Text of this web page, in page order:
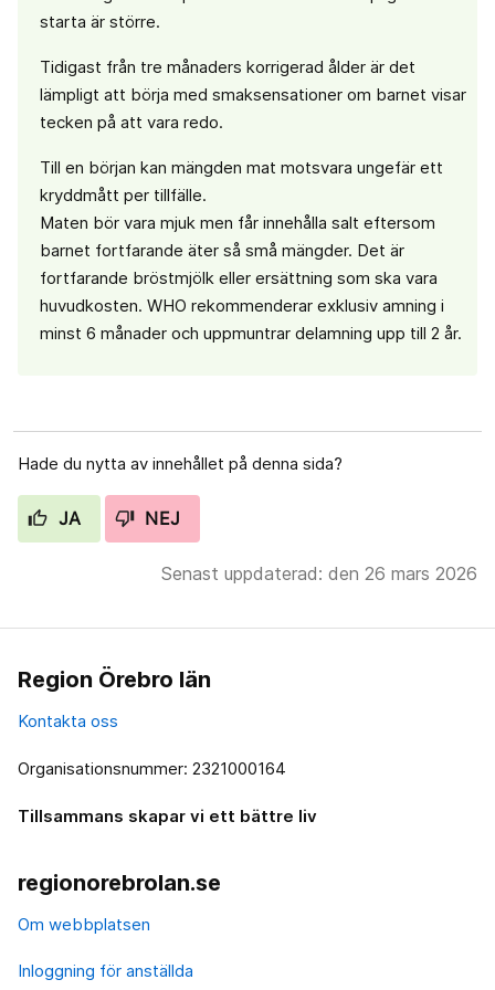
starta är större. ​
Tidigast från tre månaders korrigerad ålder är det
lämpligt att börja med smaksensationer om barnet visar
tecken på att vara redo. ​
Till en början kan mängden mat motsvara ungefär ett
kryddmått per tillfälle. ​
Maten bör vara mjuk men får innehålla salt eftersom
barnet fortfarande äter så små mängder. Det är
fortfarande bröstmjölk eller ersättning som ska vara
huvudkosten. ​WHO rekommenderar exklusiv amning i
minst 6 månader och uppmuntrar delamning upp till 2 år.
Hade du nytta av innehållet på denna sida?
JA NEJ
Senast uppdaterad: den 26 mars 2026
Region Örebro län
Kontakta oss
Organisationsnummer: 2321000164
Tillsammans skapar vi ett bättre liv
regionorebrolan.se
Om webbplatsen
Inloggning för anställda